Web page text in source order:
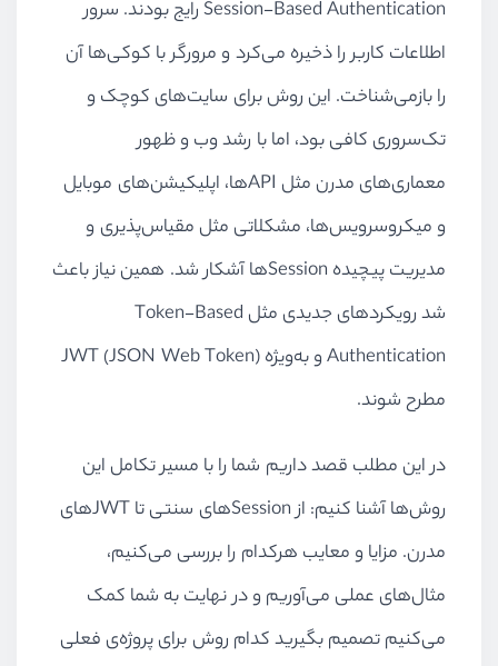
Session-Based Authentication رایج بودند. سرور
اطلاعات کاربر را ذخیره می‌کرد و مرورگر با کوکی‌ها آن
را بازمی‌شناخت. این روش برای سایت‌های کوچک و
تک‌سروری کافی بود، اما با رشد وب و ظهور
معماری‌های مدرن مثل APIها، اپلیکیشن‌های موبایل
و میکروسرویس‌ها، مشکلاتی مثل مقیاس‌پذیری و
مدیریت پیچیده Sessionها آشکار شد. همین نیاز باعث
شد رویکردهای جدیدی مثل Token-Based
Authentication و به‌ویژه JWT (JSON Web Token)
مطرح شوند.
در این مطلب قصد داریم شما را با مسیر تکامل این
روش‌ها آشنا کنیم: از Sessionهای سنتی تا JWTهای
مدرن. مزایا و معایب هرکدام را بررسی می‌کنیم،
مثال‌های عملی می‌آوریم و در نهایت به شما کمک
می‌کنیم تصمیم بگیرید کدام روش برای پروژه‌ی فعلی